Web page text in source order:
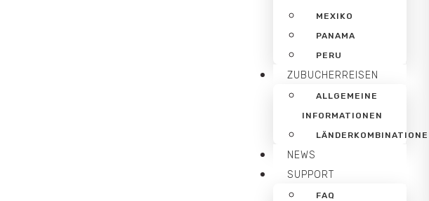
MEXIKO
PANAMA
PERU
ZUBUCHERREISEN
ALLGEMEINE
INFORMATIONEN
NEWS
SUPPORT
FAQ